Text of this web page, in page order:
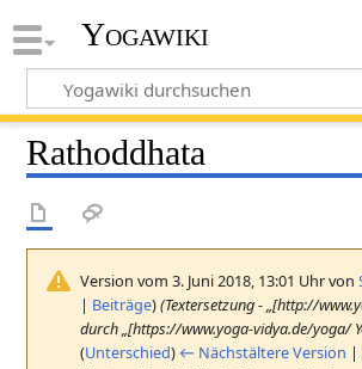
Yogawiki
Rathoddhata
Version vom 3. Juni 2018, 13:01 Uhr von
| Beiträge)(Textersetzung - „[http://
durch „[https://www.yoga-vidya.de/yoga/
(Unterschied) ← Nächstältere Version |